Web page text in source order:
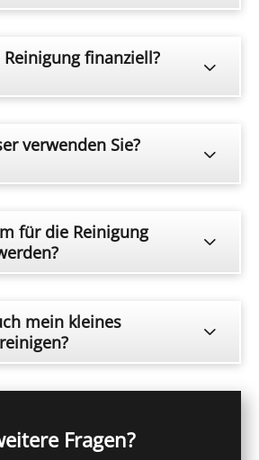
finanziell?
verwenden Sie?
für die Reinigung
mein kleines
Fragen?